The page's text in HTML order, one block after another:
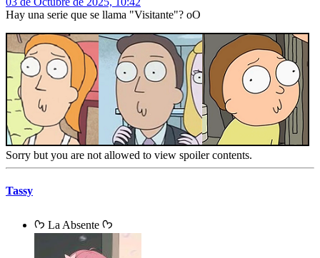
Hay una serie que se llama "Visitante"? oO
Sorry but you are not allowed to view spoiler contents.
Tassy
ᡣ𐭩 La Absente ᡣ𐭩